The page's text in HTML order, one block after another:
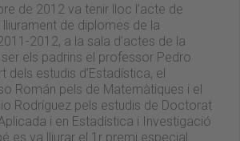
de 2012 va tenir lloc l’acte de
de diplomes de la
2012, a la sala d’actes de la
els padrins el professor Pedro
dels estudis d’Estadística, el
Román pels de Matemàtiques i el
Rodríguez pels estudis de Doctorat
i en Estadística i Investigació
es va lliurar el 1r premi especial